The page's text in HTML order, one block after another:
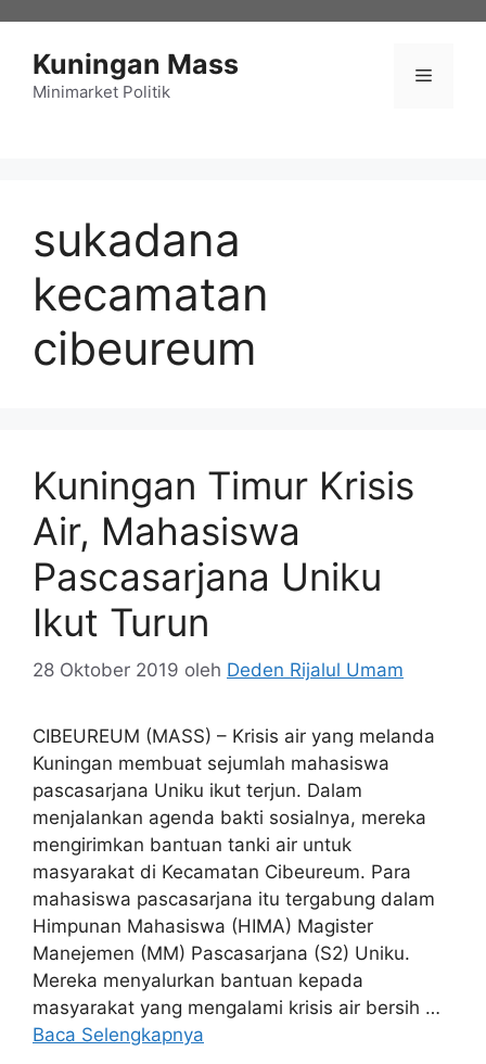
Kuningan Mass
Minimarket Politik
Menu
sukadana
kecamatan
cibeureum
Kuningan Timur Krisis
Air, Mahasiswa
Pascasarjana Uniku
Ikut Turun
28 Oktober 2019 oleh Deden Rijalul Umam
CIBEUREUM (MASS) – Krisis air yang melanda
Kuningan membuat sejumlah mahasiswa
pascasarjana Uniku ikut terjun. Dalam
menjalankan agenda bakti sosialnya, mereka
mengirimkan bantuan tanki air untuk
masyarakat di Kecamatan Cibeureum. Para
mahasiswa pascasarjana itu tergabung dalam
Himpunan Mahasiswa (HIMA) Magister
Manejemen (MM) Pascasarjana (S2) Uniku.
Mereka menyalurkan bantuan kepada
masyarakat yang mengalami krisis air bersih …
Baca Selengkapnya